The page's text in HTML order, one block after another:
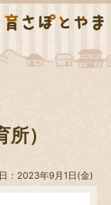
）
：2023年9月1日(金)